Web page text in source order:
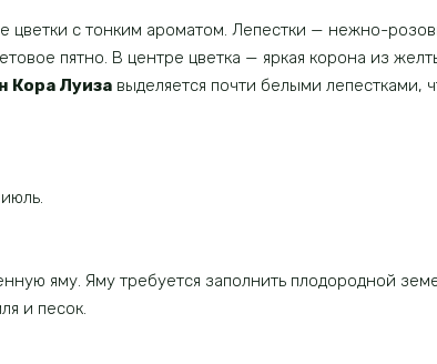
цветки с тонким ароматом. Лепестки — нежно-
пятно. В центре цветка — яркая корона из
Кора Луизавыделяется почти белыми лепестками,
яму. Яму требуется заполнить плодородной
и песок.